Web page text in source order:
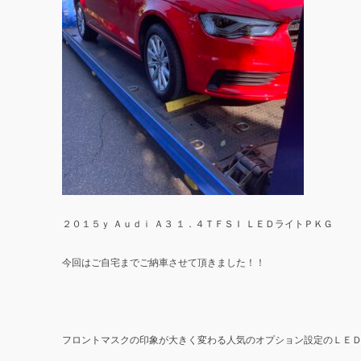
２０１５ｙ Ａｕｄｉ Ａ３ １．４ＴＦＳＩ ＬＥＤライトＰＫＧ
今回はご自宅までご納車させて頂きました！！
フロントマスクの印象が大きく変わる人気のオプション設定のＬＥ